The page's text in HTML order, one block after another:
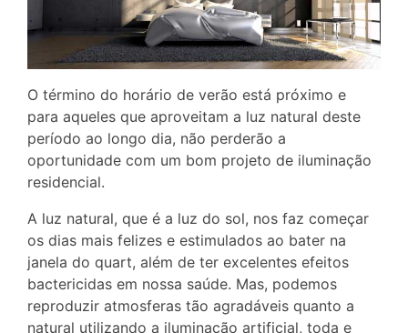
O término do horário de verão está próximo e
para aqueles que aproveitam a luz natural deste
período ao longo dia, não perderão a
oportunidade com um bom projeto de iluminação
residencial.
A luz natural, que é a luz do sol, nos faz começar
os dias mais felizes e estimulados ao bater na
janela do quart, além de ter excelentes efeitos
bactericidas em nossa saúde. Mas, podemos
reproduzir atmosferas tão agradáveis quanto a
natural utilizando a iluminação artificial, toda e